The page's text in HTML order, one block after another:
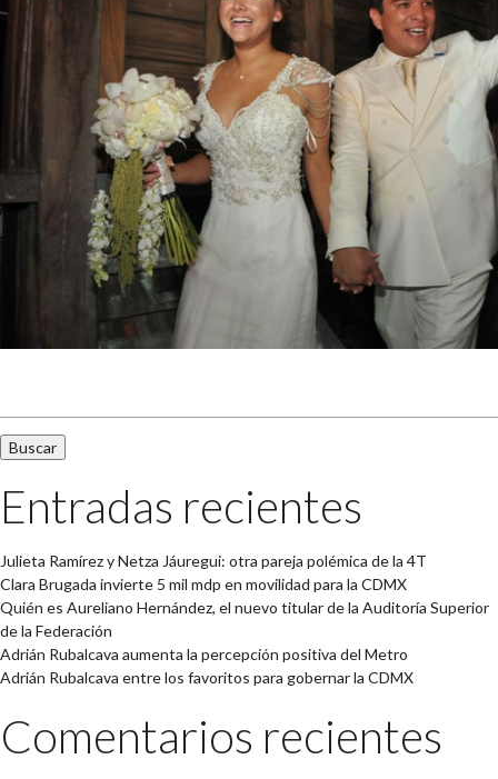
Entradas recientes
Julieta Ramírez y Netza Jáuregui: otra pareja polémica de la 4T
Clara Brugada invierte 5 mil mdp en movilidad para la CDMX
Quién es Aureliano Hernández, el nuevo titular de la Auditoría Superior
de la Federación
Adrián Rubalcava aumenta la percepción positiva del Metro
Adrián Rubalcava entre los favoritos para gobernar la CDMX
Comentarios recientes